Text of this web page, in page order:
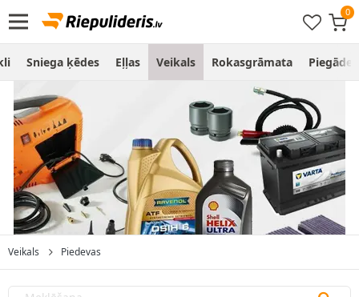
Sniega ķēdes Eļļas Veikals Rokasgrāmata Piegāde
Veikals Piedevas